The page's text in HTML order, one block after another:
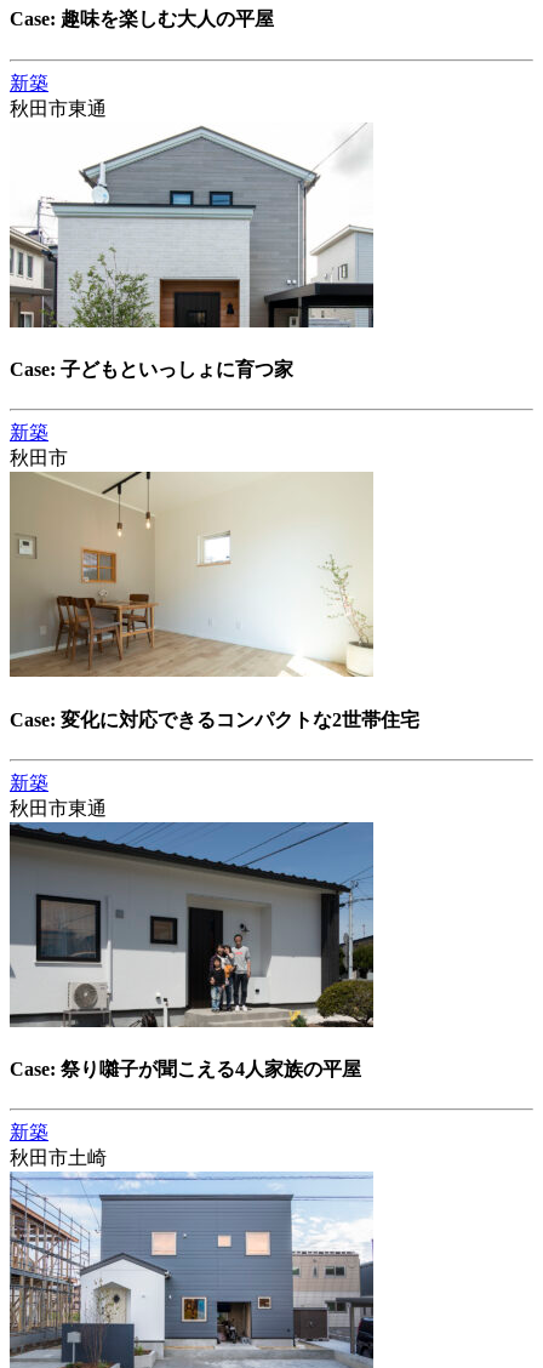
Case: 趣味を楽しむ大人の平屋
新築
秋田市東通
Case: 子どもといっしょに育つ家
新築
秋田市
Case: 変化に対応できるコンパクトな2世帯住宅
新築
秋田市東通
Case: 祭り囃子が聞こえる4人家族の平屋
新築
秋田市土崎